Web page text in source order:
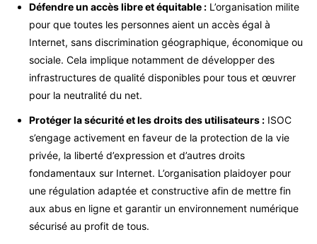
Défendre un accès libre et équitable : L’organisation milite
pour que toutes les personnes aient un accès égal à
Internet, sans discrimination géographique, économique ou
sociale. Cela implique notamment de développer des
infrastructures de qualité disponibles pour tous et œuvrer
pour la neutralité du net.
Protéger la sécurité et les droits des utilisateurs : ISOC
s’engage activement en faveur de la protection de la vie
privée, la liberté d’expression et d’autres droits
fondamentaux sur Internet. L’organisation plaidoyer pour
une régulation adaptée et constructive afin de mettre fin
aux abus en ligne et garantir un environnement numérique
sécurisé au profit de tous.